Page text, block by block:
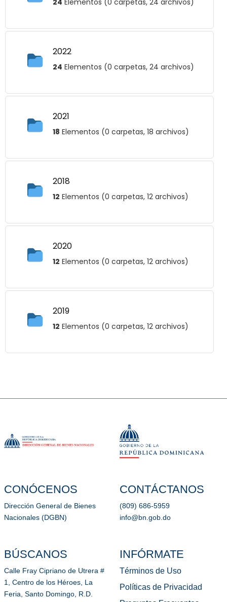
24 Elementos (0 carpetas, 24 archivos)
2022
24 Elementos (0 carpetas, 24 archivos)
2021
18 Elementos (0 carpetas, 18 archivos)
2018
12 Elementos (0 carpetas, 12 archivos)
2020
12 Elementos (0 carpetas, 12 archivos)
2019
12 Elementos (0 carpetas, 12 archivos)
CONÓCENOS
Dirección General de Bienes
Nacionales (DGBN)
BÚSCANOS
Calle Fray Cipriano de Utrera #
1, Centro de los Héroes, La
Feria, Santo Domingo, R.D.
CONTÁCTANOS
(809) 686-5959
info@bn.gob.do
INFÓRMATE
Términos de Uso
Políticas de Privacidad